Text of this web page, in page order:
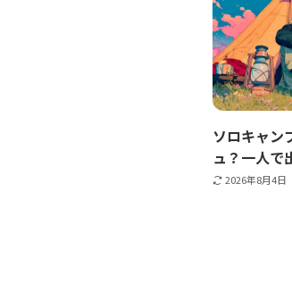
ソロキャン
ュ？一人で
2026年8月4日